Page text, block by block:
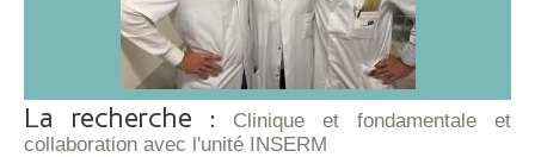
La recherche : Clinique et fondamentale et
collaboration avec l'unité INSERM